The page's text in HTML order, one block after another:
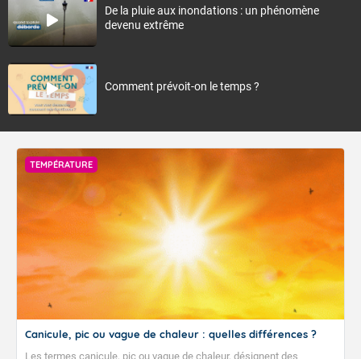
De la pluie aux inondations : un phénomène
devenu extrême
Comment prévoit-on le temps ?
TEMPÉRATURE
Canicule, pic ou vague de chaleur : quelles différences ?
Les termes canicule, pic ou vague de chaleur, désignent des